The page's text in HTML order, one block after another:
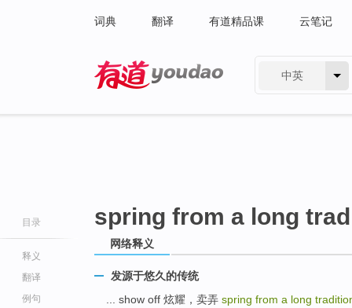
词典 翻译 有道精品课 云笔记
中英
目录
释义
翻译
例句
spring from a long
网络释义
发源于悠久的传统
... show off 炫耀，卖弄 spring from a long